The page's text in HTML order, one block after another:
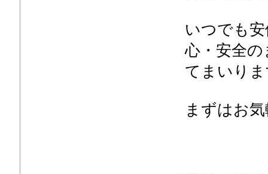
いつでも安
心・安全の
てまいりま
まずはお気